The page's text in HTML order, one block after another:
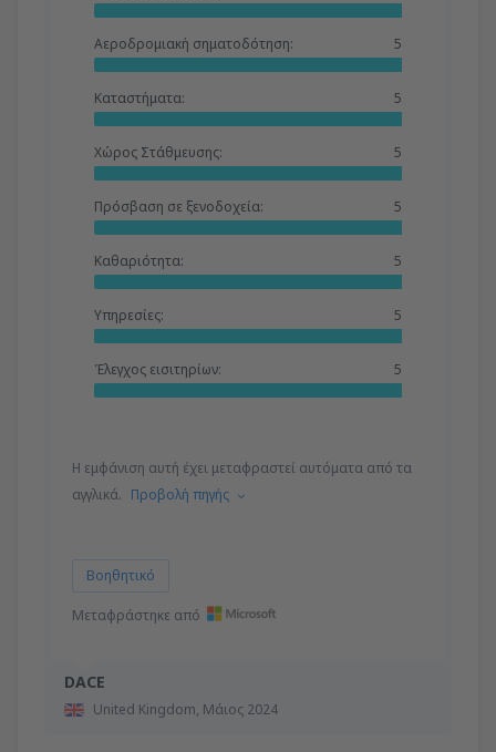
DACE
United Kingdom, Μάιος 2024
Αεροδρομιακή σηματοδότηση: 5
Καταστήματα: 5
Χώρος Στάθμευσης: 5
Πρόσβαση σε ξενοδοχεία: 5
Καθαριότητα: 5
Υπηρεσίες: 5
Έλεγχος εισιτηρίων: 5
Η εμφάνιση αυτή έχει μεταφραστεί αυτόματα από τα
αγγλικά. Προβολή πηγής
Βοηθητικό
Μεταφράστηκε από